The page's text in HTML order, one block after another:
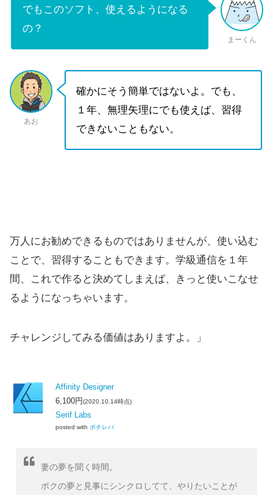
でもこのソフト、使えるようになる
の？
まーくん
あお
確かにそう簡単ではないよ。でも、
１年、無理矢理にでも使えば、習得
できないこともない。
万人にお勧めできるものではありませんが、使い込む
ことで、習得することもできます。学級通信を１年
間、これで作ると決めてしまえば、きっと使いこなせ
るようになっちゃいます。
チャレンジしてみる価値はありますよ。」
Affinity Designer
6,100円(2020.10.14時点)
Serif Labs
posted with ポチレバ
妻の夢を聞く時間。
ボクの夢と見事にシンクロしてて、やりたいことが